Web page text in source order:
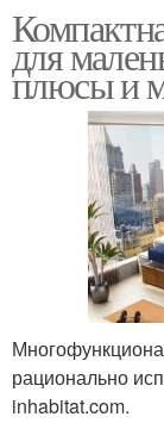
для
плюсы и
рационально
inhabitat.com.